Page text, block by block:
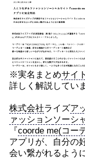
※実名まとめサイト
詳しく解説してい
株式会社ライズア
ァッションソーシ
『coorde me(コー
アプリが、自分の
会い繋がれるよう